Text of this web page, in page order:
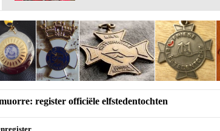
register officiële elfstedentochten